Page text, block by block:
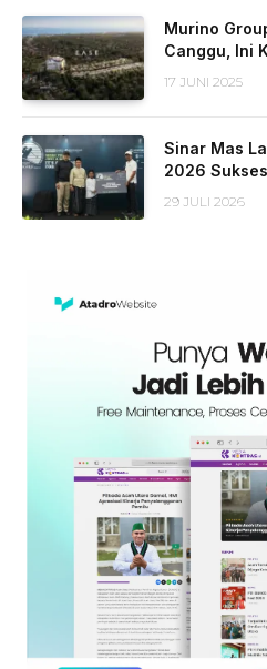
Murino
Canggu, Ini
17 JUNI 2025
Sinar Mas
2026
29 JULI 2026